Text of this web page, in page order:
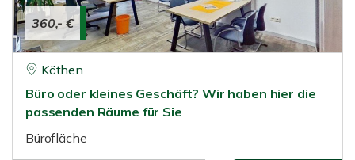
360,- €
Köthen
Büro oder kleines Geschäft? Wir haben hier die
passenden Räume für Sie
Bürofläche